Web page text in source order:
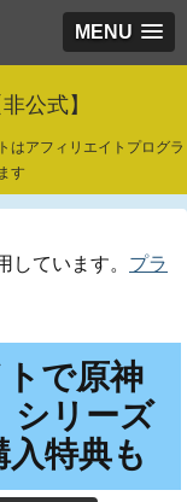
MENU
公式】
はアフィリエイトプログラ
す
しています。 プラ
で原神
シリーズ
特典も